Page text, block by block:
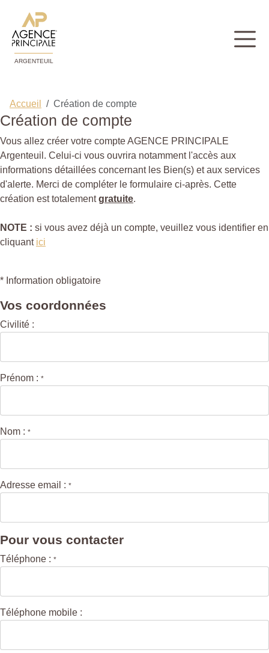
ARGENTEUIL
Accueil Création de compte
Création de compte
Vous allez créer votre compte AGENCE PRINCIPALE
Argenteuil. Celui-ci vous ouvrira notamment l'accès aux
informations détaillées concernant les Bien(s) et aux services
d'alerte. Merci de compléter le formulaire ci-après. Cette
création est totalementgratuite.
NOTE : si vous avez déjà un compte, veuillez vous identifier en
cliquant ici
* Information obligatoire
Vos coordonnées
Civilité :
Prénom : *
Nom : *
Adresse email : *
Pour vous contacter
Téléphone : *
Téléphone mobile :